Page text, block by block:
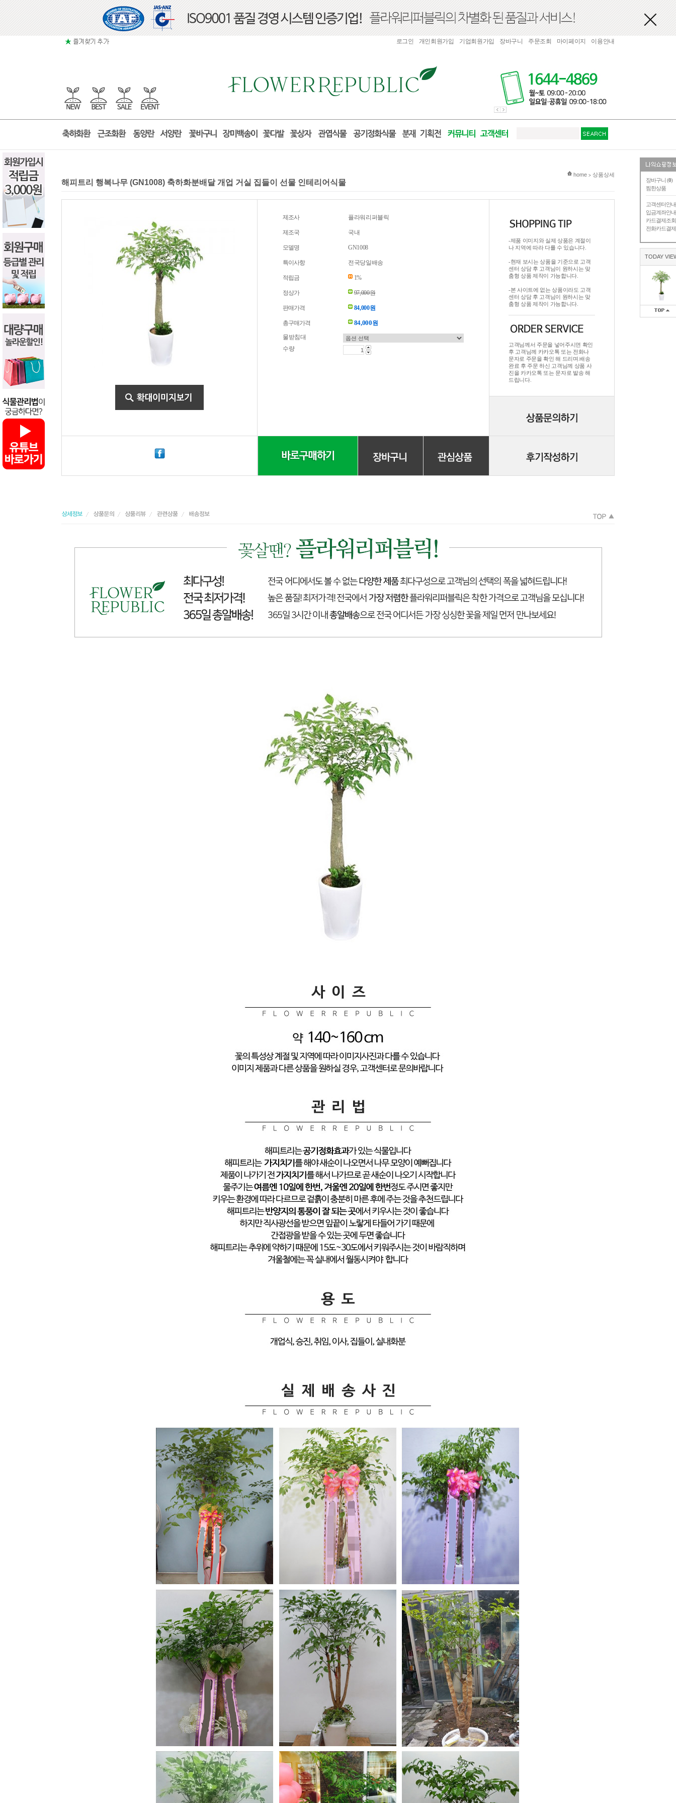
장바구니 (0)
찜한상품
고객센터안내
입금계좌안내
카드결제조회
전화카드결제
TODAY
로그인 개인회원가입 기업회원가입 장바구니 주문조회 마이페이지 이용안내
현재 위치
home > 상품상세
해피트리 행복나무 (GN1008) 축하화분배달 개업 거실 집들이 선물 인테리어식물
제조사 플라워리퍼블릭
제조국 국내
모델명 GN1008
특이사항 전국당일배송
적립금 1%
정상가 97,000원
판매가격 84,000원
총구매가격 84,000원
물받침대
수량
-제품 이미지와 실제 상품은 계절이
나 지역에 따라 다를 수 있습니다.
-현재 보시는 상품을 기준으로 고객
센터 상담 후 고객님이 원하시는 맞
춤형 상품 제작이 가능합니다.
-본 사이트에 없는 상품이라도 고객
센터 상담 후 고객님이 원하시는 맞
춤형 상품 제작이 가능합니다.
고객님께서 주문을 넣어주시면 확인
후 고객님께 카카오톡 또는 전화나
문자로 주문을 확인 해 드리며.배송
완료 후 주문 하신 고객님께 상품 사
진을 카카오톡 또는 문자로 발송 해
드립니다.